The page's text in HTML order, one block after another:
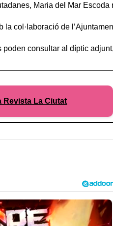
Maria del Mar Escoda
la col·laboració de
poden consultar al díptic
Revista La Ciutat